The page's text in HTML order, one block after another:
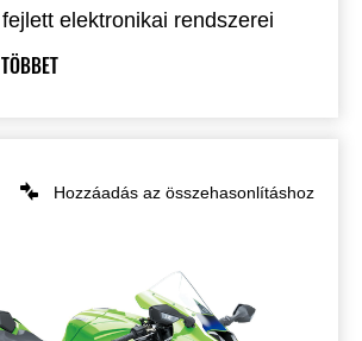
elektronikai rendszerei
Hozzáadás az összehasonlításhoz